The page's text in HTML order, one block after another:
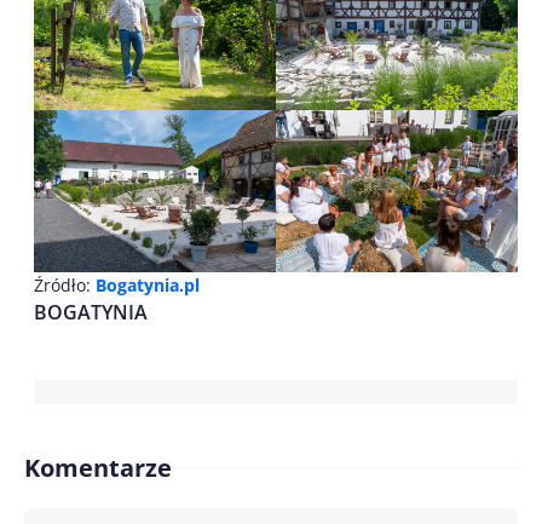
Źródło: Bogatynia.pl
BOGATYNIA
Komentarze